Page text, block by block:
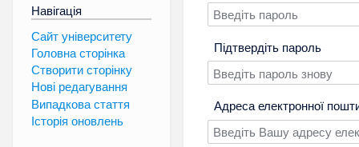
Навігація
Сайт університету
Головна сторінка
Створити сторінку
Нові редагування
Випадкова стаття
Історія оновлень
Підтвердіть пароль
Адреса електронної